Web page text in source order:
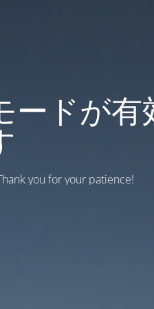
ードが有
you for your patience!